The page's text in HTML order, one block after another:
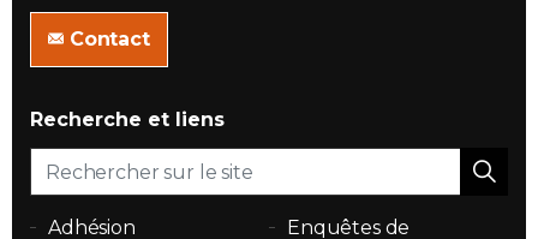
Contact
Recherche et liens
Adhésion
Enquêtes de